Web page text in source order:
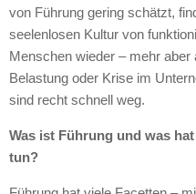
von Führung gering schätzt,
seelenlosen Kultur von
Menschen wieder – mehr
Belastung oder Krise im
sind recht schnell weg.
Was ist Führung und was
tun?